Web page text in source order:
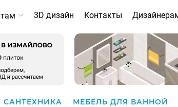
3D дизайн Контакты
САНТЕХНИКА МЕБЕЛЬ ДЛЯ ВАННОЙ